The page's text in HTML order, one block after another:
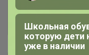
Отзывы
Школьная
которую дети
уже в наличии